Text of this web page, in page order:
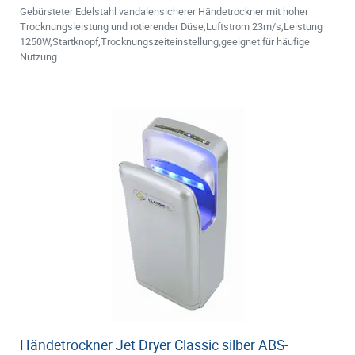
Gebürsteter Edelstahl vandalensicherer Händetrockner mit hoher
Trocknungsleistung und rotierender Düse,Luftstrom 23m/s,Leistung
1250W,Startknopf,Trocknungszeiteinstellung,geeignet für häufige
Nutzung
Händetrockner Jet Dryer Classic silber ABS-